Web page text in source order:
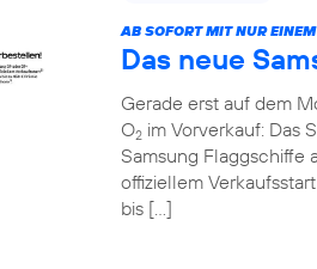
AB SOFORT MIT NUR
Das neue
Gerade erst auf dem
O2 im Vorverkauf: Das
Samsung Flaggschiffe
offiziellem
bis […]